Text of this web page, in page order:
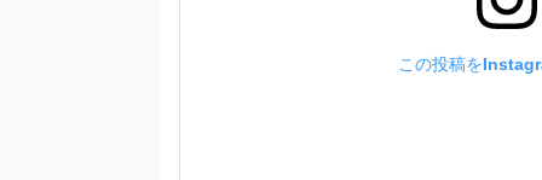
この投稿を